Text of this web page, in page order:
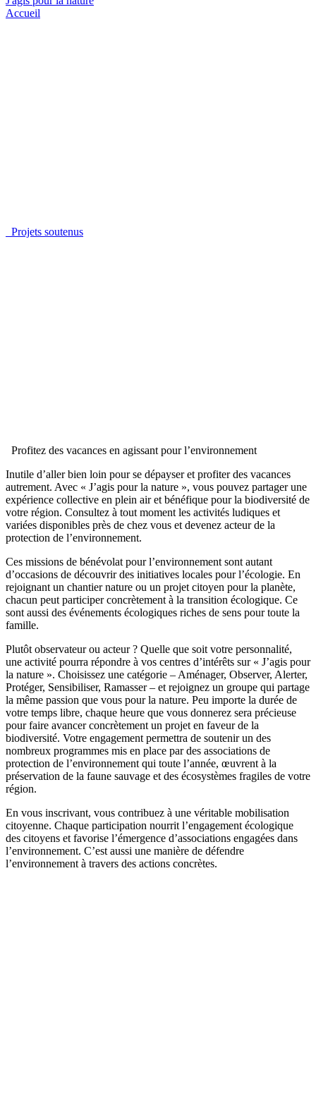
Accueil
Projets soutenus
Profitez des vacances en agissant pour l’environnement
Inutile d’aller bien loin pour se dépayser et profiter des vacances
autrement. Avec « J’agis pour la nature », vous pouvez partager une
expérience collective en plein air et bénéfique pour la biodiversité de
votre région. Consultez à tout moment les activités ludiques et
variées disponibles près de chez vous et devenez acteur de la
protection de l’environnement.
Ces missions de bénévolat pour l’environnement sont autant
d’occasions de découvrir des initiatives locales pour l’écologie. En
rejoignant un chantier nature ou un projet citoyen pour la planète,
chacun peut participer concrètement à la transition écologique. Ce
sont aussi des événements écologiques riches de sens pour toute la
famille.
Plutôt observateur ou acteur ? Quelle que soit votre personnalité,
une activité pourra répondre à vos centres d’intérêts sur « J’agis pour
la nature ». Choisissez une catégorie – Aménager, Observer, Alerter,
Protéger, Sensibiliser, Ramasser – et rejoignez un groupe qui partage
la même passion que vous pour la nature. Peu importe la durée de
votre temps libre, chaque heure que vous donnerez sera précieuse
pour faire avancer concrètement un projet en faveur de la
biodiversité. Votre engagement permettra de soutenir un des
nombreux programmes mis en place par des associations de
protection de l’environnement qui toute l’année, œuvrent à la
préservation de la faune sauvage et des écosystèmes fragiles de votre
région.
En vous inscrivant, vous contribuez à une véritable mobilisation
citoyenne. Chaque participation nourrit l’engagement écologique
des citoyens et favorise l’émergence d’associations engagées dans
l’environnement. C’est aussi une manière de défendre
l’environnement à travers des actions concrètes.